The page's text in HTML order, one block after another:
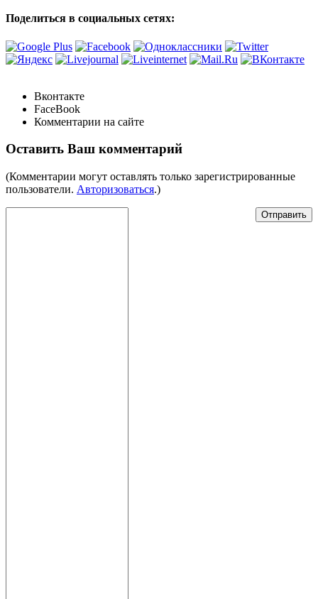
Поделиться в социальных сетях:
Вконтакте
FaceBook
Комментарии на сайте
Оставить Ваш комментарий
(Комментарии могут оставлять только зарегистрированные
пользователи. Авторизоваться.)